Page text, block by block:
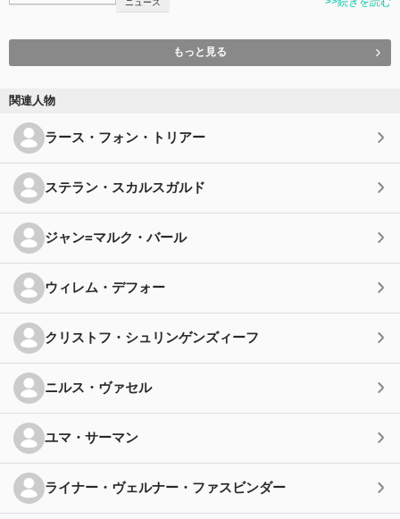
ニュース
もっと見る
関連人物
ラース・フォン・トリアー
ステラン・スカルスガルド
ジャン=マルク・バール
ウィレム・デフォー
クリストフ・シュリンゲンズィーフ
ニルス・ヴァセル
ユマ・サーマン
ライナー・ヴェルナー・ファスビンダー